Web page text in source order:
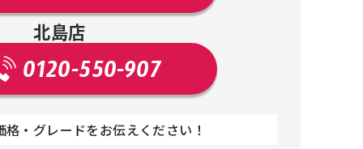
北島店
0120-550-907
・グレードをお伝えください！